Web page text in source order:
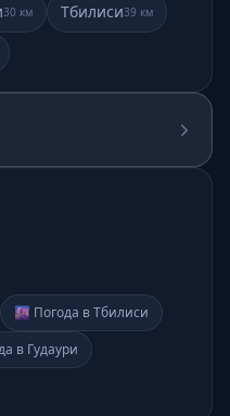
30 км Тбилиси39 км
🌆 Погода в Тбилиси
в Гудаури